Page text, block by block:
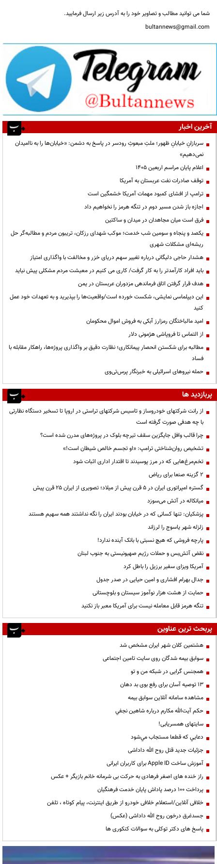
شما می توانید مطالب و تصاویر خود را به آدرس زیر ارسال فرمایید.
bultannews@gmail.com
آخرین اخبار
سربازانِ خیابانِ ظهور؛ ملتِ مبعوثِ رودسر در پاسخ به دشمن: «خیابان‌ها را به ناامیدان
نمی‌دهیم»
اعلام پایان مراسم اربعین ۱۴۰۵
توقف صادرات نفت عربستان به آمریکا
ترامپ از افشای کمبود مهمات آمریکا خشمگین است
اجازه باز شدن مسیر دوم در تنگه هرمز را نخواهیم داد
فرق است میان مجاهدان در میدان و ساکتین
یکصد و پنجاه و سومین شب خدمت؛ موکب شهدای رزکان، تریبون مردم و مطالبه‌گر حل
ریشه‌ای مشکلات شهری
هشدار حاجی دلیگانی درباره تغییر سهم دریای خزر و مخالفت با واگذاری امتیاز
باید افراد کارآمدتر را به کار گرفت/ کاری می کنیم در معیشت مردم مشکلی پیش نیاید
هدف قرار گرفتن اتاق‌ فرماندهی مزدوران عربستان در یمن
این دیپلماسی نمایشی، شکست خورده است/واقعیت‌ها را بپذیرید و به تعهدات خود عمل
کنید
امید مالباختگان رمزارز آبکی به فروش اموال محکومان
از التماس تا فروپاشی هژمونی دلار
مطالبه برای شکستن انحصار پیمانکاری؛ نظارت دقیق بر واگذاری پروژه‌ها، راهکار مقابله با
فساد
حمله نیروهای اسرائیلی به خبرنگار پرس‌تی‌وی
پربازدید ها
از رانت‌ شرکتهای خودروساز و تاسیس شرکتهای تراستی در اروپا تا تسخیر دستگاه نظارتی
با چه هدفی صورت گرفته است
چرا قالب وافل جایگزین سقف تیرچه بلوک در پروژه‌های مدرن شده است؟
تشخیص روان‌شناختی ترامپ: «او تجسم خالص شیطان است!»
تخم‌مرغ‌هایی که در مرز پوسیدند تا اقتدار اداری اثبات شود
۲ گزینه صنعا برای ریاض
گستره امپراتوری ایران در ۵ قرن پیش از میلاد؛ تصویری از ایران ۲۵ قرن پیش
میانکاله در آتش می‌سوزد
پزشکیان: تنها کسانی که در خیابان بودند ایران را نگه نداشتند همه سهیم هستند
زلزله شهر یاسوج را لرزاند
پارچه فروشی که هیچ نسبتی با بانک آینده ندارد!
نقض آتش‌بس و حملات رژیم صهیونیستی به جنوب لبنان
آمریکا ویزای سفیر برزیل را باطل کرد
جدال بهرام افشاری و امین حیایی در صدر جدول
حمایت از هشت هزار نوآموز سیستان و بلوچستانی
تنگه هرمز قابل معامله نیست برای آمریکا معبر باز نکنید
پربحث ترین عناوین
هشتمین کلان شهر ایران مشخص شد
سوابق بیمه شدگان روی سایت تامین اجتماعی
همجنس گرایی در شبکه من و تو
13 توصیه آسان برای رفع بوی بد دهان
مشاهده سامانه آنلاين سوابق بیمه
حكم آيت‌الله مكارم درباره شاهين نجفي
سایتهای همسریابی!
دعايي كه قطعا مستجاب مي‌شود
جزئیات جدید قتل روح الله داداشی
آموزش ساخت Apple ID برای کاربران ایرانی
راز خنده های اصغر فرهادی به حرکت بی شرمانه خانم بازیگر + عکس
پرداخت ۱۰۰ درصد پاداش پایان خدمت فرهنگیان
خلافی آنلاین/استعلام خلافی خودرو از طریق اینترنت، پیام کوتاه ، تلفن
جسدغرق درخون روح الله داداشی (عکس)
پاسخ های دکتر توکلی به سوالات کنکوری ها